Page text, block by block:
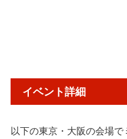
イベント詳細
以下の東京・大阪の会場